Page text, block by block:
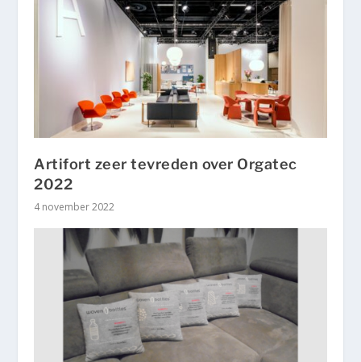
Artifort zeer tevreden over Orgatec
2022
4 november 2022